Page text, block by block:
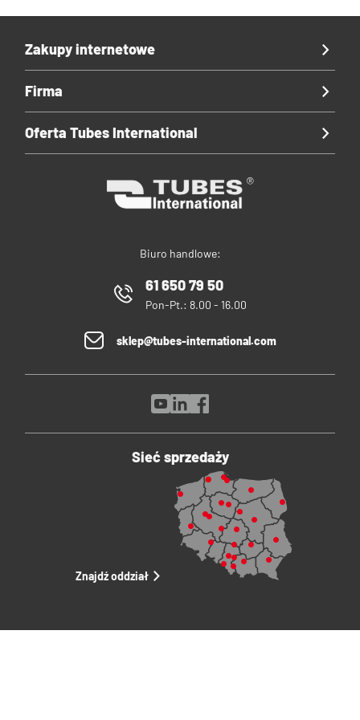
Biuro handlowe:
61 650 79 50
Pon-Pt.: 8.00 - 16.00
sklep@tubes-international.com
Zakupy internetowe
Firma
Oferta Tubes International
Sieć sprzedaży
Znajdź oddział